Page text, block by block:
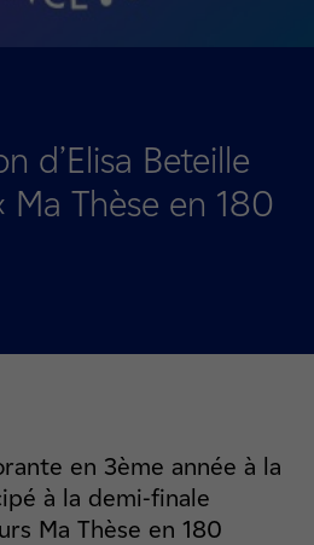
d’Elisa Beteille
Thèse en 180
en 3ème année à la
à la demi-finale
Ma Thèse en 180